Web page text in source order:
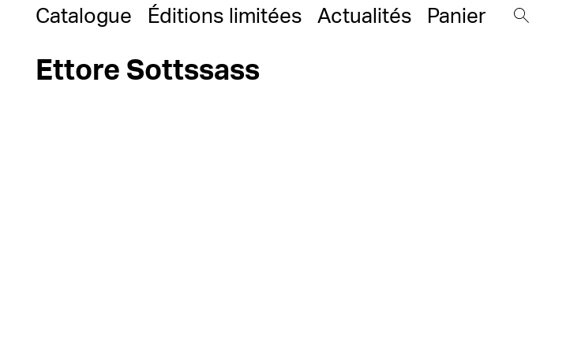
Catalogue Éditions limitées Actualités Panier
Ettore Sottssass